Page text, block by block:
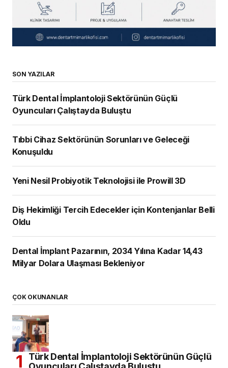
SON YAZILAR
Türk Dental İmplantoloji Sektörünün Güçlü
Oyuncuları Çalıştayda Buluştu
Tıbbi Cihaz Sektörünün Sorunları ve Geleceği
Konuşuldu
Yeni Nesil Probiyotik Teknolojisi ile Prowill 3D
Diş Hekimliği Tercih Edecekler için Kontenjanlar Belli
Oldu
Dental İmplant Pazarının, 2034 Yılına Kadar 14,43
Milyar Dolara Ulaşması Bekleniyor
ÇOK OKUNANLAR
Türk Dental İmplantoloji Sektörünün Güçlü